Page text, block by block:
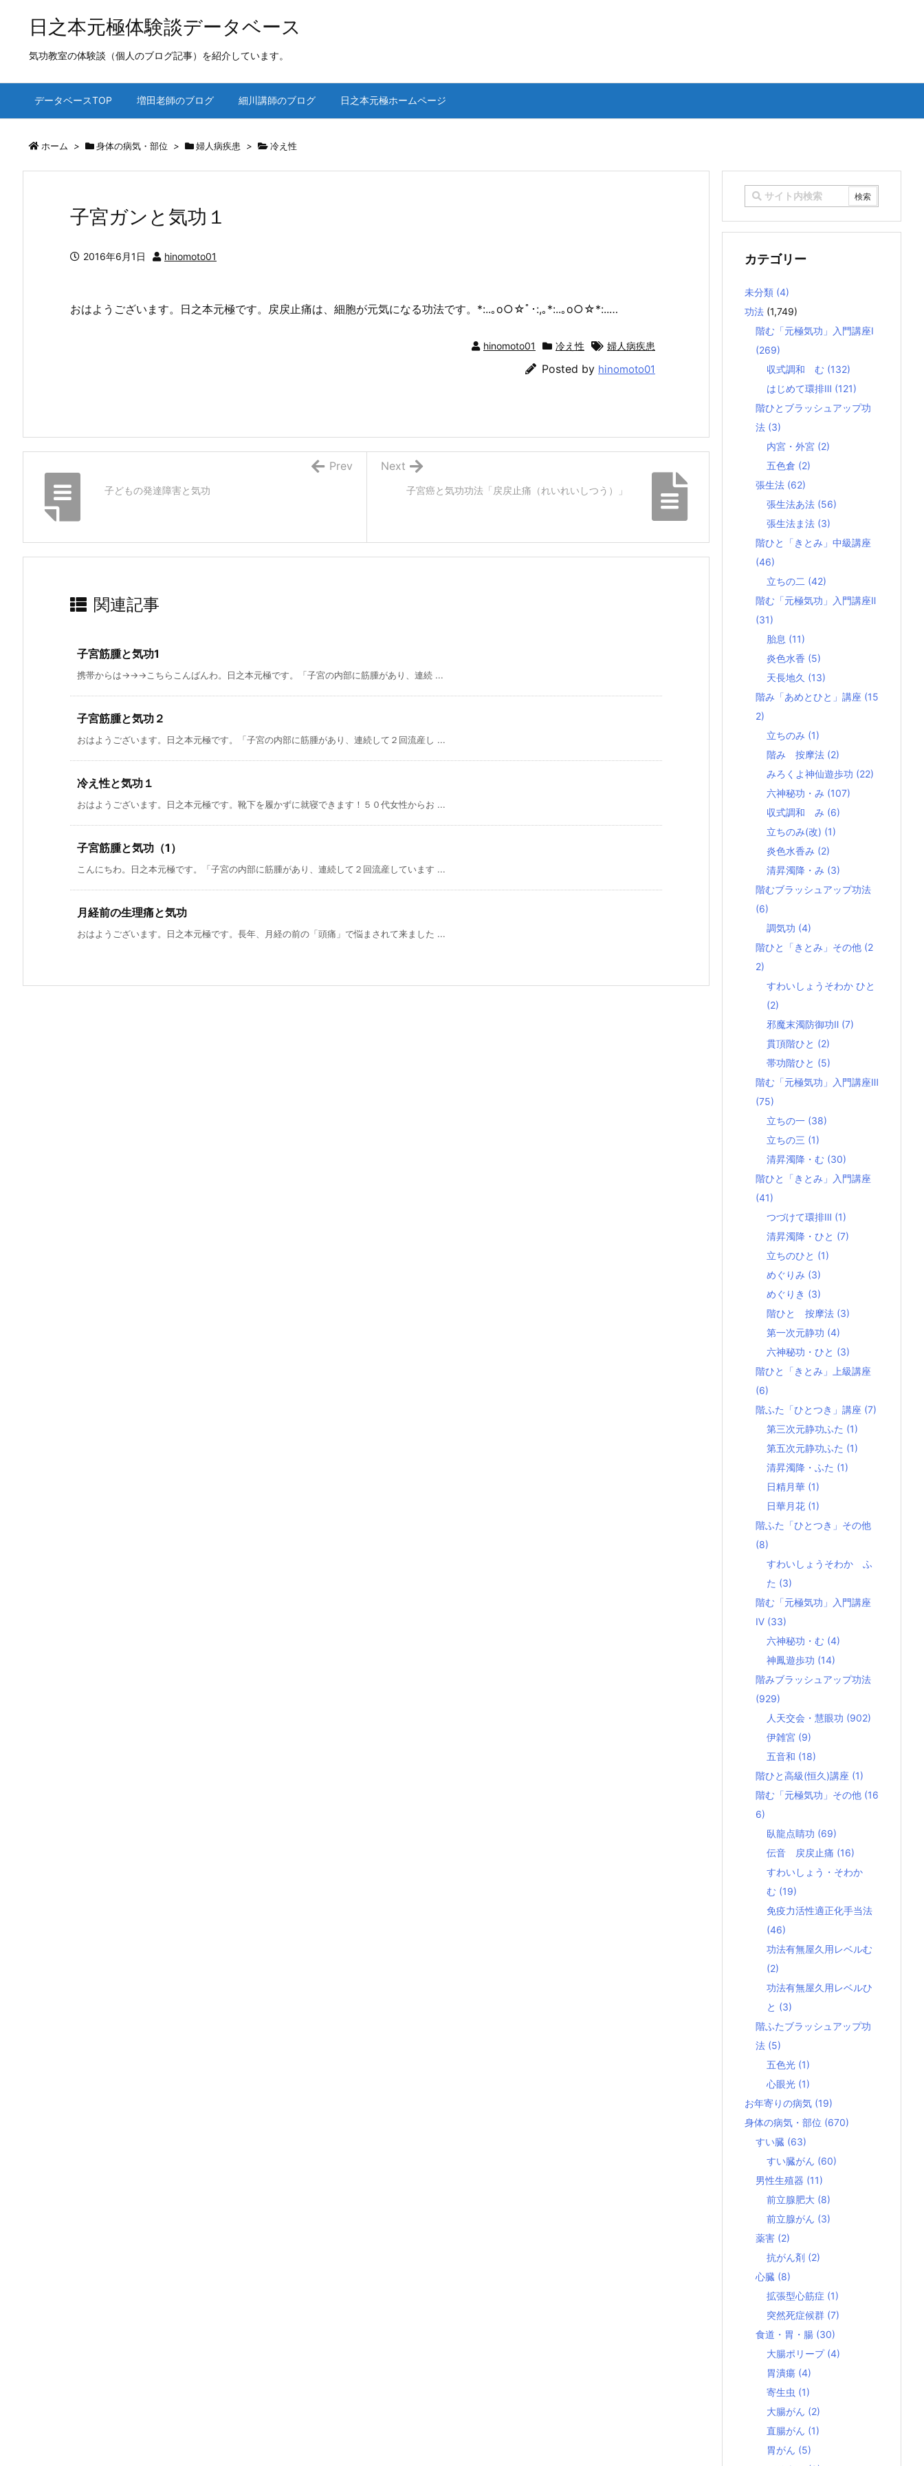
日之本元極体験談データベース
気功教室の体験談（個人のブログ記事）を紹介しています。
データベースTOP 増田老師のブログ 細川講師のブログ 日之本元極ホームページ
ホーム > 身体の病気・部位 > 婦人病疾患 > 冷え性
子宮ガンと気功１
2016年6月1日 hinomoto01
おはようございます。日之本元極です。戻戻止痛は、細胞が元気になる功法です。*:..｡o○☆ﾟ･:,｡*:..｡o○☆*:..…
hinomoto01 冷え性 婦人病疾患
Posted by hinomoto01
子宮癌と気功功法「戻戻止痛（れいれいしつう）」
Next
子どもの発達障害と気功
Prev
関連記事
子宮筋腫と気功1
携帯からは→→→こちらこんばんわ。日之本元極です。「子宮の内部に筋腫があり、連続 ...
子宮筋腫と気功２
おはようございます。日之本元極です。「子宮の内部に筋腫があり、連続して２回流産し ...
冷え性と気功１
おはようございます。日之本元極です。靴下を履かずに就寝できます！５０代女性からお ...
子宮筋腫と気功（1）
こんにちわ。日之本元極です。「子宮の内部に筋腫があり、連続して２回流産しています ...
月経前の生理痛と気功
おはようございます。日之本元極です。長年、月経の前の「頭痛」で悩まされて来ました ...
カテゴリー
未分類 (4)
功法 (1,749)
階む「元極気功」入門講座Ⅰ
(269)
収式調和 む (132)
はじめて環排Ⅲ (121)
階ひとブラッシュアップ功
法 (3)
内宮・外宮 (2)
五色倉 (2)
張生法 (62)
張生法あ法 (56)
張生法ま法 (3)
階ひと「きとみ」中級講座
(46)
立ちの二 (42)
階む「元極気功」入門講座Ⅱ
(31)
胎息 (11)
炎色水香 (5)
天長地久 (13)
階み「あめとひと」講座 (15
2)
立ちのみ (1)
階み 按摩法 (2)
みろくよ神仙遊歩功 (22)
六神秘功・み (107)
収式調和 み (6)
立ちのみ(改) (1)
炎色水香み (2)
清昇濁降・み (3)
階むブラッシュアップ功法
(6)
調気功 (4)
階ひと「きとみ」その他 (2
2)
すわいしょうそわか ひと
(2)
邪魔末濁防御功Ⅱ (7)
貫頂階ひと (2)
帯功階ひと (5)
階む「元極気功」入門講座Ⅲ
(75)
立ちの一 (38)
立ちの三 (1)
清昇濁降・む (30)
階ひと「きとみ」入門講座
(41)
つづけて環排Ⅲ (1)
清昇濁降・ひと (7)
立ちのひと (1)
めぐりみ (3)
めぐりき (3)
階ひと 按摩法 (3)
第一次元静功 (4)
六神秘功・ひと (3)
階ひと「きとみ」上級講座
(6)
階ふた「ひとつき」講座 (7)
第三次元静功ふた (1)
第五次元静功ふた (1)
清昇濁降・ふた (1)
日精月華 (1)
日華月花 (1)
階ふた「ひとつき」その他
(8)
すわいしょうそわか ふ
た (3)
階む「元極気功」入門講座
Ⅳ (33)
六神秘功・む (4)
神鳳遊歩功 (14)
階みブラッシュアップ功法
(929)
人天交会・慧眼功 (902)
伊雑宮 (9)
五音和 (18)
階ひと高級(恒久)講座 (1)
階む「元極気功」その他 (16
6)
臥龍点睛功 (69)
伝音 戻戻止痛 (16)
すわいしょう・そわか
む (19)
免疫力活性適正化手当法
(46)
功法有無屋久用レベルむ
(2)
功法有無屋久用レベルひ
と (3)
階ふたブラッシュアップ功
法 (5)
五色光 (1)
心眼光 (1)
お年寄りの病気 (19)
身体の病気・部位 (670)
すい臓 (63)
すい臓がん (60)
男性生殖器 (11)
前立腺肥大 (8)
前立腺がん (3)
薬害 (2)
抗がん剤 (2)
心臓 (8)
拡張型心筋症 (1)
突然死症候群 (7)
食道・胃・腸 (30)
大腸ポリープ (4)
胃潰瘍 (4)
寄生虫 (1)
大腸がん (2)
直腸がん (1)
胃がん (5)